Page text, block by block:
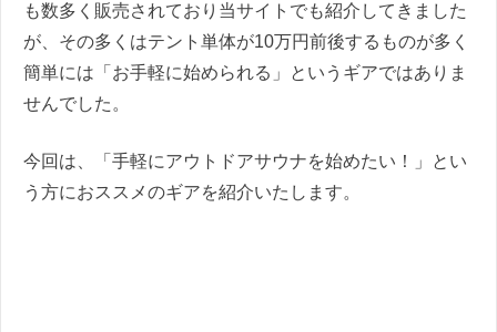
も数多く販売されており当サイトでも紹介してきました
が、その多くはテント単体が10万円前後するものが多く
簡単には「お手軽に始められる」というギアではありま
せんでした。
今回は、「手軽にアウトドアサウナを始めたい！」とい
う方におススメのギアを紹介いたします。